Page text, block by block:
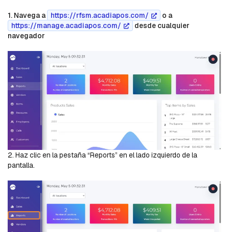
1. Navega a https://rfsm.acadiapos.com/
o a
https://manage.acadiapos.com/
desde cualquier
navegador
2. Haz clic en la pestaña “Reports” en el lado izquierdo de la
pantalla.